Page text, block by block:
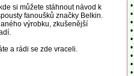
si můžete stáhnout návod k
fanoušků značky Belkin.
výrobku, zkušenější
a rádi se zde vraceli.
•
•
•
•
•
•
•
•
•